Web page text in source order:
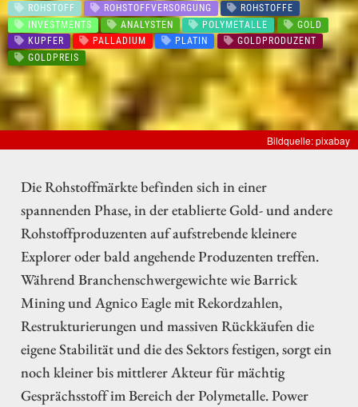
ROHSTOFF ROHSTOFFVERSORGUNG
ROHSTOFFE
INVESTMENTS
ANALYSTEN POLYMETALLE
GOLD
KUPFER
PALLADIUM PLATIN
GOLDPRODUZENT
GOLDPREIS
Bildquelle: pixabay
Die Rohstoffmärkte befinden sich in einer
spannenden Phase, in der etablierte Gold- und andere
Rohstoffproduzenten auf aufstrebende kleinere
Explorer oder bald angehende Produzenten treffen.
Während Branchenschwergewichte wie Barrick
Mining und Agnico Eagle mit Rekordzahlen,
Restrukturierungen und massiven Rückkäufen die
eigene Stabilität und die des Sektors festigen, sorgt ein
noch kleiner bis mittlerer Akteur für mächtig
Gesprächsstoff im Bereich der Polymetalle. Power